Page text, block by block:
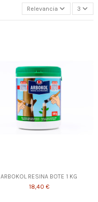
Relevancia 3
ARBOKOL RESINA BOTE 1 KG
18,40 €